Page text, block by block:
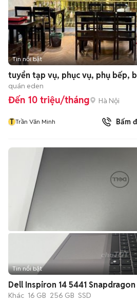
Tin nổi bật
tuyển tạp vụ, phục vụ, phụ
quán eden
Đến 10 triệu/tháng Hà Nội
T Trần Văn Minh Bấm
Tin nổi bật
Dell Inspiron 14 5441 Snapdragon
Khác 16 GB 256 GB SSD